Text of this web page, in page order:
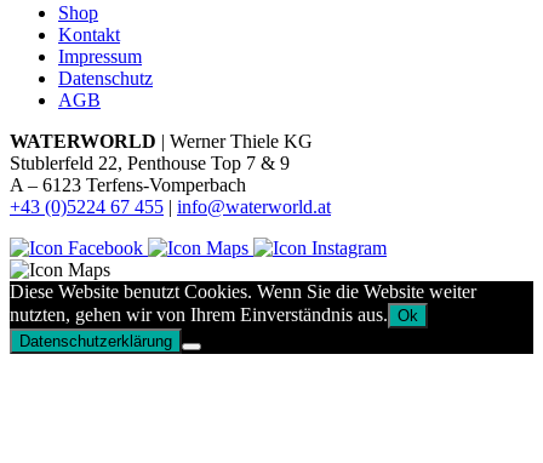
Shop
Kontakt
Impressum
Datenschutz
AGB
WATERWORLD | Werner Thiele KG
Stublerfeld 22, Penthouse Top 7 & 9
A – 6123 Terfens-Vomperbach
+43 (0)5224 67 455 | info@waterworld.at
Diese Website benutzt Cookies. Wenn Sie die Website weiter
nutzten, gehen wir von Ihrem Einverständnis aus. Ok
Datenschutzerklärung